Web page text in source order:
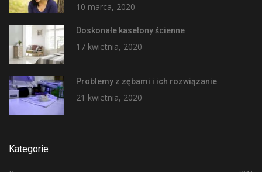
10 marca, 2020
Doskonałe kasetony ścienne
17 kwietnia, 2020
Problemy z zębami i ich rozwiązanie
21 kwietnia, 2020
Kategorie